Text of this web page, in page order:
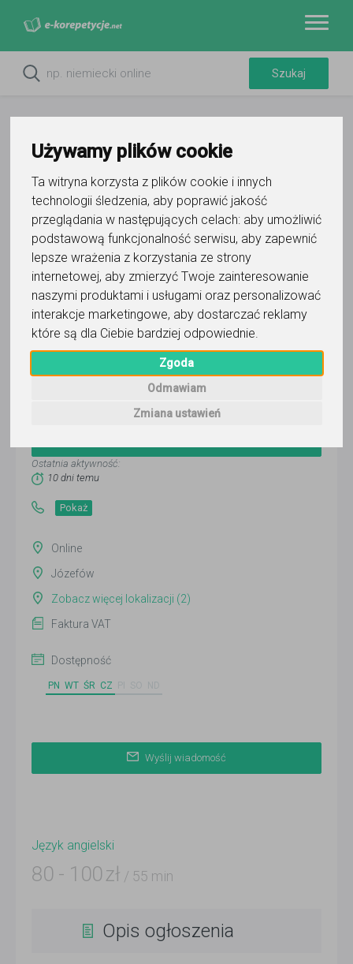
Używamy plików cookie
Ta witryna korzysta z plików cookie i innych
technologii śledzenia, aby poprawić jakość
przeglądania w następujących celach: aby umożliwić
podstawową funkcjonalność serwisu, aby zapewnić
lepsze wrażenia z korzystania ze strony
internetowej, aby zmierzyć Twoje zainteresowanie
naszymi produktami i usługami oraz personalizować
interakcje marketingowe, aby dostarczać reklamy
które są dla Ciebie bardziej odpowiednie
Zgoda
Odmawiam
Zmiana ustawień
Do ulubionych
Oznacz wystąpienie kontaktu
Ostatnia aktywność:
10 dni temu
Pokaż
Online
Józefów
Zobacz więcej lokalizacji (2)
Faktura VAT
Dostępność
PN WT ŚR CZ
Wyślij wiadomość
Język angielski
80 - 100 zł / 55 min
Opis ogłoszenia